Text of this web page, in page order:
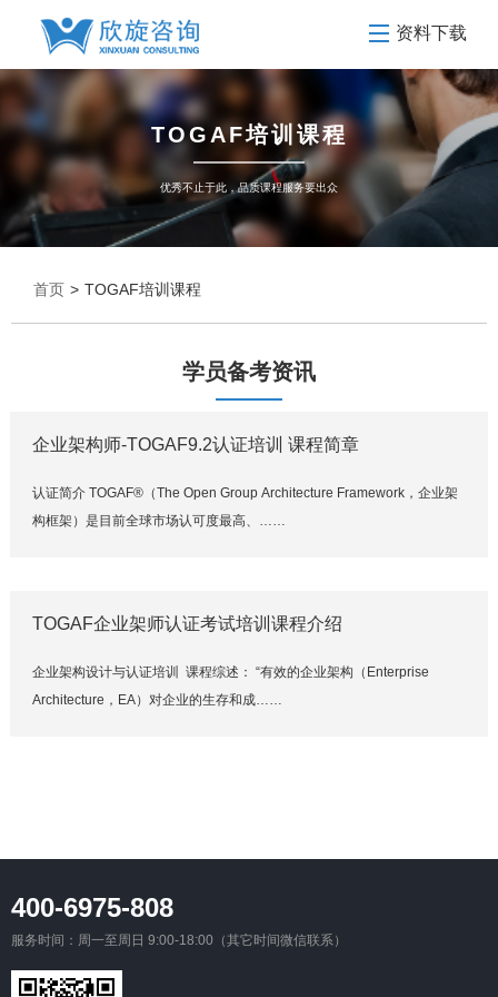
资料下载
TOGAF培训课程
优秀不止于此，品质课程服务要出众
首页 > TOGAF培训课程
学员备考资讯
企业架构师-TOGAF9.2认证培训 课程简章
认证简介 TOGAF®（The Open Group Architecture Framework，企业架
构框架）是目前全球市场认可度最高、……
TOGAF企业架师认证考试培训课程介绍
企业架构设计与认证培训 课程综述： “有效的企业架构（Enterprise
Architecture，EA）对企业的生存和成……
400-6975-808
服务时间：周一至周日 9:00-18:00（其它时间微信联系）